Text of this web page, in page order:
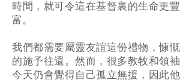
時間，就可令這在基督裏的生命更豐
富。
我們都需要屬靈友誼這份禮物，慷慨
的施予往還。然而，很多教牧和領袖
今天仍會覺得自己孤立無援，因此他